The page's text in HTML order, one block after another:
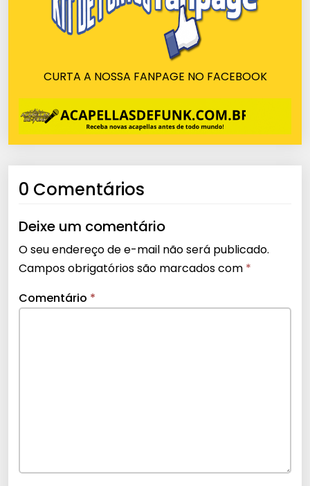
CURTA A NOSSA FANPAGE NO FACEBOOK
0 Comentários
Deixe um comentário
O seu endereço de e-mail não será publicado.
Campos obrigatórios são marcados com *
Comentário *